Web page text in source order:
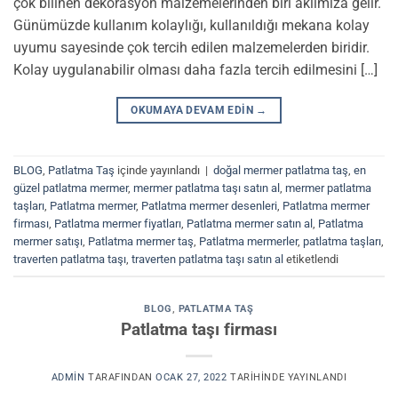
Günümüzde kullanım kolaylığı, kullanıldığı mekana kolay
uyumu sayesinde çok tercih edilen malzemelerden biridir.
Kolay uygulanabilir olması daha fazla tercih edilmesini […]
OKUMAYA DEVAM EDIN →
BLOG, Patlatma Taş içinde yayınlandı | doğal mermer patlatma taş, en
güzel patlatma mermer, mermer patlatma taşı satın al , mermer patlatma
taşları, Patlatma mermer, Patlatma mermer desenleri, Patlatma mermer
firması, Patlatma mermer fiyatları, Patlatma mermer satın al , Patlatma
mermer satışı, Patlatma mermer taş, Patlatma mermerler, patlatma taşları,
traverten patlatma taşı, traverten patlatma taşı satın al etiketlendi
BLOG, PATLATMA TAŞ
Patlatma taşı firması
ADMIN TARAFINDAN OCAK 27, 2022 TARIHINDE YAYINLANDI